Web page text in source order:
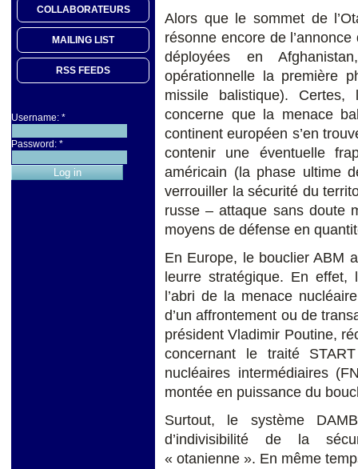
COLLABORATEURS
MAILING LIST
RSS FEEDS
Username: *
Password: *
Alors que le sommet de
résonne encore de
déployées en
opérationnelle la première
missile balistique).
concerne que la menace
continent européen s’en
contenir une éventuelle
américain (la phase ultime
verrouiller la sécurité du
russe – attaque sans doute
moyens de défense en
En Europe, le bouclier ABM
leurre stratégique. En
l’abri de la menace
d’un affrontement ou de
président Vladimir Poutine,
concernant le traité
nucléaires intermédiaires
montée en puissance du
Surtout, le système
d’indivisibilité de la
« otanienne ». En même